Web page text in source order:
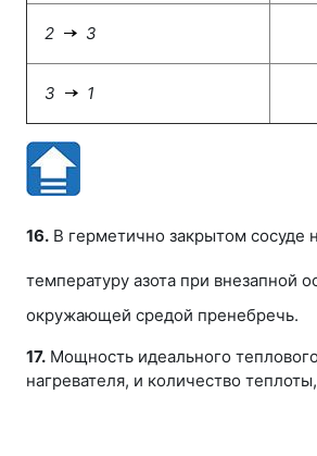
2 3
3 1
16. В герметично закрытом сосуде
температуру азота при внезапной
окружающей средой пренебречь.
17. Мощность идеального
нагревателя, и количество